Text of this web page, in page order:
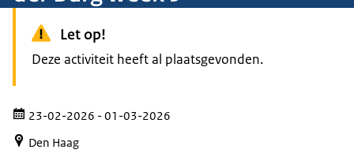
Let op!
Deze activiteit heeft al plaatsgevonden.
23-02-2026 - 01-03-2026
Den Haag